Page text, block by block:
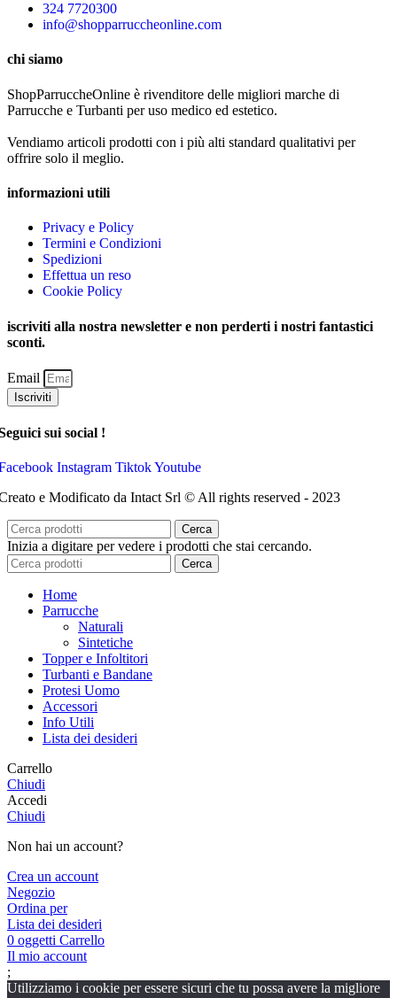
324 7720300
info@shopparruccheonline.com
chi siamo
ShopParruccheOnline è rivenditore delle migliori marche di
Parrucche e Turbanti per uso medico ed estetico.
Vendiamo articoli prodotti con i più alti standard qualitativi per
offrire solo il meglio.
informazioni utili
Privacy e Policy
Termini e Condizioni
Spedizioni
Effettua un reso
Cookie Policy
iscriviti alla nostra newsletter e non perderti i nostri fantastici
sconti.
Email
Iscriviti
sui social !
Instagram TiktokYoutube
e Modificato da Intact Srl © All rights reserved - 2023
Cerca
Inizia a digitare per vedere i prodotti che stai cercando.
Cerca
Home
Parrucche
Naturali
Sintetiche
Topper e Infoltitori
Turbanti e Bandane
Protesi Uomo
Accessori
Info Utili
Lista dei desideri
Carrello
Chiudi
Accedi
Chiudi
Non hai un account?
Crea un account
Negozio
Ordina per
Lista dei desideri
0 oggetti Carrello
Il mio account
;
Utilizziamo i cookie per essere sicuri che tu possa avere la migliore